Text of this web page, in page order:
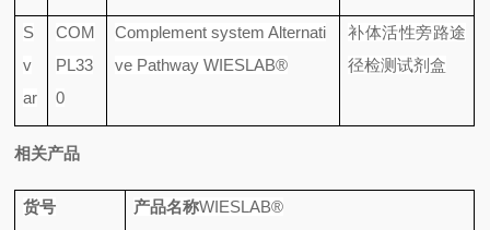
S
v
ar
COM
PL33
0
Complement system Alternati
ve Pathway WIESLAB®
补体活性旁路途
径检测试剂盒
相关产品
货号 产品名称WIESLAB®